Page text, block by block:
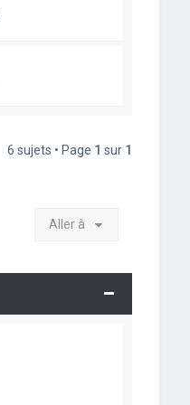
6 sujets • Page 1 sur 1
Aller à